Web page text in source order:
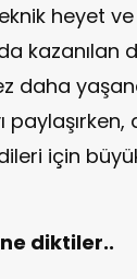
heyet
kazanılan
daha
için büyük
diktiler..